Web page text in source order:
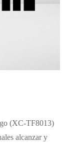
(XC-TF8013)
alcanzar y